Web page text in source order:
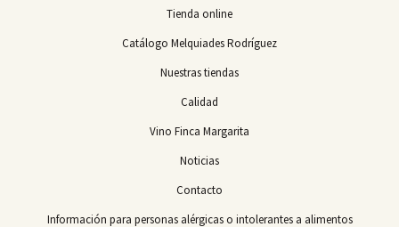
Tienda online
Catálogo Melquiades Rodríguez
Nuestras tiendas
Calidad
Vino Finca Margarita
Noticias
Contacto
Información para personas alérgicas o intolerantes a alimentos